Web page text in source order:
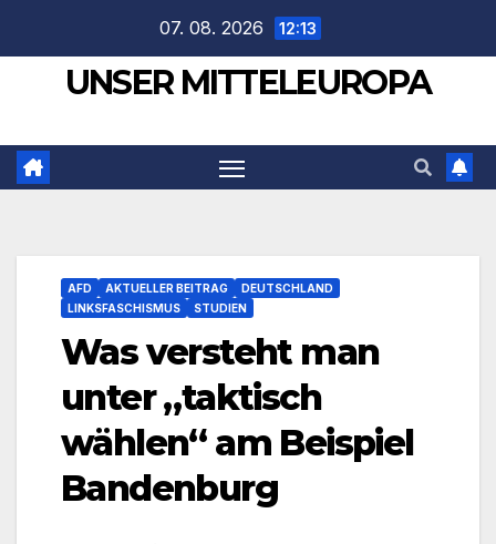
springen
07. 08. 2026 12:13
UNSER MITTELEUROPA
AFD AKTUELLER BEITRAG
DEUTSCHLAND
LINKSFASCHISMUS
STUDIEN
Was versteht man
unter „taktisch
wählen“ am Beispiel
Bandenburg